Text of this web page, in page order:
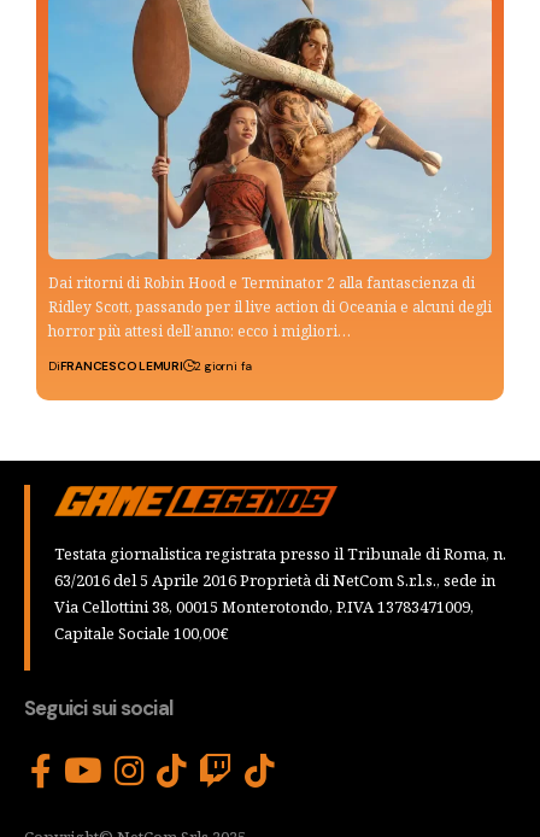
Dai ritorni di Robin Hood e Terminator 2 alla fantascienza di
Ridley Scott, passando per il live action di Oceania e alcuni degli
horror più attesi dell’anno: ecco i migliori…
DiFRANCESCO LEMURI 2 giorni fa
Testata giornalistica registrata presso il Tribunale di Roma, n.
63/2016 del 5 Aprile 2016 Proprietà di NetCom S.r.l.s., sede in
Via Cellottini 38, 00015 Monterotondo, P.IVA 13783471009,
Capitale Sociale 100,00€
Seguici sui social